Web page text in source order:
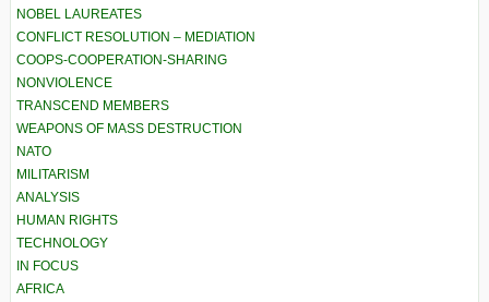
NOBEL LAUREATES
CONFLICT RESOLUTION – MEDIATION
COOPS-COOPERATION-SHARING
NONVIOLENCE
TRANSCEND MEMBERS
WEAPONS OF MASS DESTRUCTION
NATO
MILITARISM
ANALYSIS
HUMAN RIGHTS
TECHNOLOGY
IN FOCUS
AFRICA